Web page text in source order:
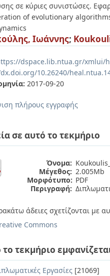
σε κύριες συνιστώσες.
of evolutionary
Ιωάννης;
dspace.lib.ntua.gr/xmlui/
10.26240/
2017-09-20
πλήρους εγγραφής
σε αυτό το τεκμήριο
Όνομα:
Μέγεθος: 2.005Mb
Μορφότυπο: PDF
Περιγραφή:
άδειες σχετίζονται με
Commons
το τεκμήριο
Εργασίες [21069]